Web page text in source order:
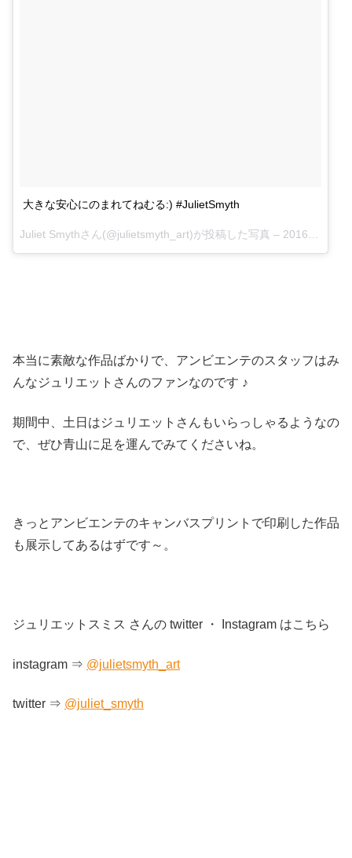
大きな安心にのまれてねむる:) #JulietSmyth
Juliet Smythさん(@julietsmyth_art)が投稿した写真 – 2016 5月 20 5:34午前 PDT
本当に素敵な作品ばかりで、アンビエンテのスタッフはみ
んなジュリエットさんのファンなのです ♪
期間中、土日はジュリエットさんもいらっしゃるようなの
で、ぜひ青山に足を運んでみてくださいね。
きっとアンビエンテのキャンバスプリントで印刷した作品
も展示してあるはずです～。
ジュリエットスミス さんの twitter ・ Instagram はこちら
instagram ⇒ @julietsmyth_art
twitter ⇒ @juliet_smyth